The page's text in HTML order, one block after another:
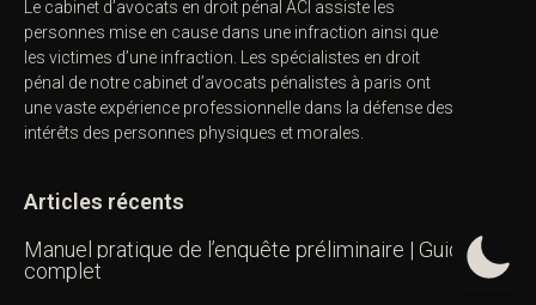
La constitutionnalisation du
droit pénal
7 avril 2015
Dans "Droit pénal"